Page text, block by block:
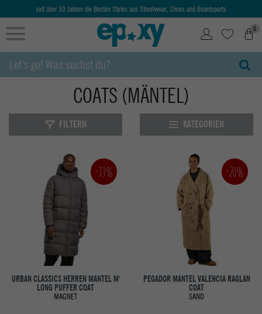
seit über 30 Jahren die Besten Styles aus Streetwear, Shoes und Boardsports
0
COATS (MÄNTEL)
FILTERN KATEGORIEN
-33%
URBAN CLASSICS HERREN MANTEL M'
LONG PUFFER COAT
MAGNET
-20%
PEGADOR MANTEL VALENCIA RAGLAN
COAT
SAND